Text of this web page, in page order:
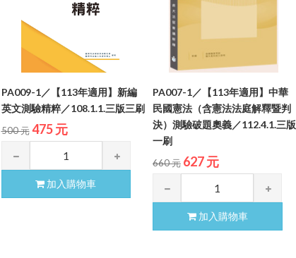
PA009-1／【113年適用】新編
英文測驗精粹／108.1.1.三版三刷
500 元 475 元
加入購物車
PA007-1／【113年適用】中華
民國憲法（含憲法法庭解釋暨判
決）測驗破題奧義／112.4.1.三版
一刷
660 元 627 元
加入購物車